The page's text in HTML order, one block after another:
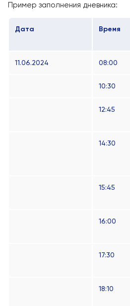
Пример заполнения дневника:
Дата Время
11.06.2024 08:00
10:30
12:45
14:30
15:45
16:00
17:30
18:10